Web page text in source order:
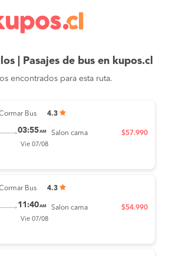
| Pasajes de bus en kupos.cl
encontrados para esta ruta.
Bus 4.3
03:55AM
Vie 07/08
Salon cama $57.990
Bus 4.3
11:40AM
Vie 07/08
Salon cama $54.990